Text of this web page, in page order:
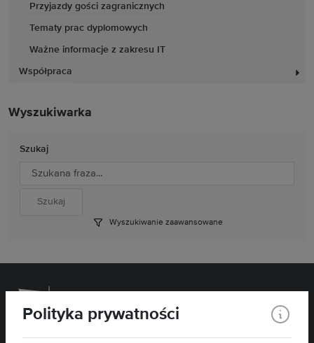
Przyjazdy gości zagranicznych
Tematy prac dyplomowych
Ważne informacje z zakresu IT
Współpraca
Wyszukiwarka
Szukaj
Wyszukiwanie zaawansowane
Polityka prywatności